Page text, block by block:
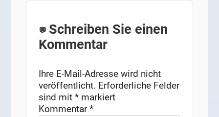
Schreiben Sie einen
Kommentar
Ihre E-Mail-Adresse wird nicht
veröffentlicht. Erforderliche Felder
sind mit* markiert
Kommentar*